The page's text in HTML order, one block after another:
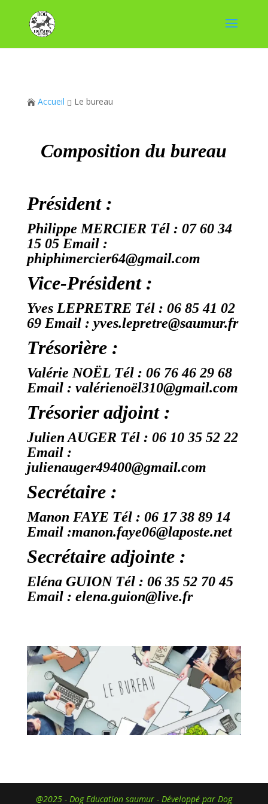
 Accueil  Le bureau
Composition du bureau
Président :
Philippe MERCIER Tél : 07 60 34
15 05 Email :
phiphimercier64@gmail.com
Vice-Président :
Yves LEPRETRE Tél : 06 85 41 02
69 Email : yves.lepretre@saumur.fr
Trésorière :
Valérie NOËL Tél : 06 76 46 29 68
Email : valérienoël310@gmail.com
Trésorier adjoint :
Julien AUGER Tél : 06 10 35 52 22
Email :
julienauger49400@gmail.com
Secrétaire :
Manon FAYE Tél : 06 17 38 89 14
Email :manon.faye06@laposte.net
Secrétaire adjointe :
Eléna GUION Tél : 06 35 52 70 45
Email : elena.guion@live.fr
@2025 - Dog Education saumur - Développé par Dog